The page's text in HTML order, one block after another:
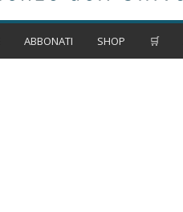
ABBONATI SHOP 🛒